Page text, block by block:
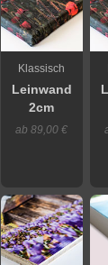
Klassisch
Leinwand
2cm
ab 89,00 €